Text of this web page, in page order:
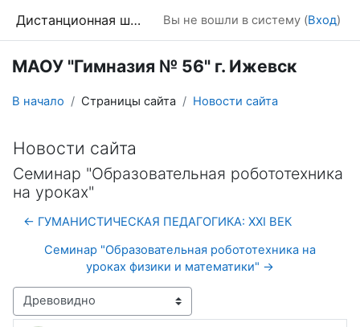
Дистанционная школа Вы не вошли в систему (Вход)
МАОУ "Гимназия № 56" г. Ижевск
В начало Страницы сайта Новости сайта
Новости сайта
Семинар "Образовательная робототехника
на уроках"
← ГУМАНИСТИЧЕСКАЯ ПЕДАГОГИКА: XXI ВЕК
Семинар "Образовательная робототехника на
уроках физики и математики" →
Режим отображения